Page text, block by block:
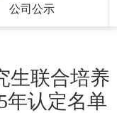
公司公示
生联合培养
年认定名单